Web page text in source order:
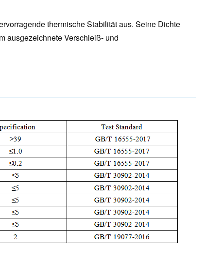
thermische Stabilität aus. Seine Dichte
ausgezeichnete Verschleiß- und